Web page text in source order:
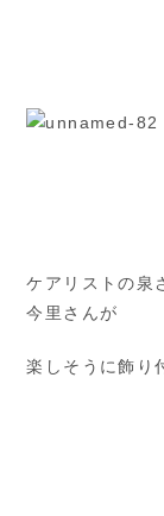
ケアリストの泉
今里さんが
楽しそうに飾り